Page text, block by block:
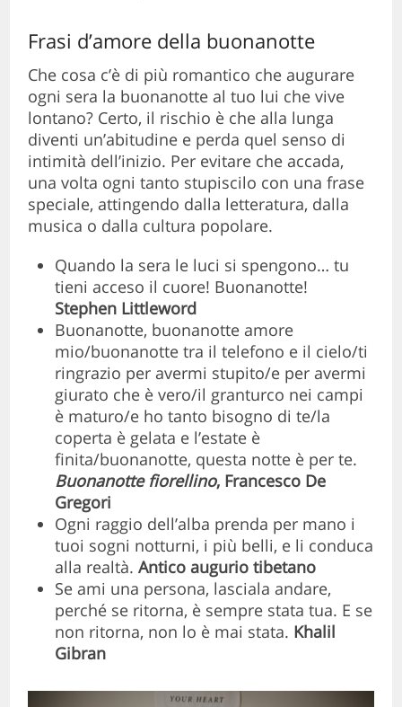
Frasi d’amore della buonanotte
Che cosa c’è di più romantico che augurare
ogni sera la buonanotte al tuo lui che vive
lontano? Certo, il rischio è che alla lunga
diventi un’abitudine e perda quel senso di
intimità dell’inizio. Per evitare che accada,
una volta ogni tanto stupiscilo con una frase
speciale, attingendo dalla letteratura, dalla
musica o dalla cultura popolare.
Quando la sera le luci si spengono… tu
tieni acceso il cuore! Buonanotte!
Stephen Littleword
Buonanotte, buonanotte amore
mio/buonanotte tra il telefono e il cielo/ti
ringrazio per avermi stupito/e per avermi
giurato che è vero/il granturco nei campi
è maturo/e ho tanto bisogno di te/la
coperta è gelata e l’estate è
finita/buonanotte, questa notte è per te.
Buonanotte fiorellino, Francesco De
Gregori
Ogni raggio dell’alba prenda per mano i
tuoi sogni notturni, i più belli, e li conduca
alla realtà.Antico augurio tibetano
Se ami una persona, lasciala andare,
perché se ritorna, è sempre stata tua. E se
non ritorna, non lo è mai stata. Khalil
Gibran